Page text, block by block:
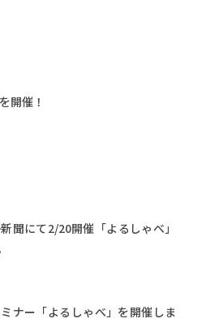
い合わせ
案内
護者の方へ
開催！
聞にて2/20開催「よるしゃべ」
ナー「よるしゃべ」を開催しま